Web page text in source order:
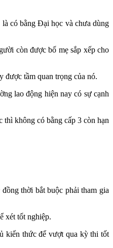
có bằng Đại học và chưa dùng
còn được bố mẹ sắp xếp cho
được tầm quan trọng của nó.
lao động hiện nay có sự cạnh
không có bằng cấp 3 còn hạn
thời bắt buộc phải tham gia
xét tốt nghiệp.
kiến thức để vượt qua kỳ thi tốt